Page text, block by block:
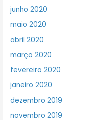
junho 2020
maio 2020
abril 2020
março 2020
fevereiro 2020
janeiro 2020
dezembro 2019
novembro 2019